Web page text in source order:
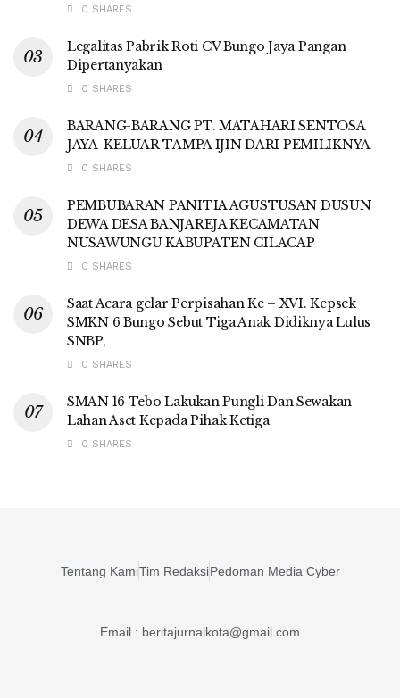
0 SHARES
Legalitas Pabrik Roti CV Bungo Jaya Pangan
Dipertanyakan
0 SHARES
BARANG-BARANG PT. MATAHARI SENTOSA
JAYA KELUAR TAMPA IJIN DARI PEMILIKNYA
0 SHARES
PEMBUBARAN PANITIA AGUSTUSAN DUSUN
DEWA DESA BANJAREJA KECAMATAN
NUSAWUNGU KABUPATEN CILACAP
0 SHARES
Saat Acara gelar Perpisahan Ke – XVI. Kepsek
SMKN 6 Bungo Sebut Tiga Anak Didiknya Lulus
SNBP,
0 SHARES
SMAN 16 Tebo Lakukan Pungli Dan Sewakan
Lahan Aset Kepada Pihak Ketiga
0 SHARES
Tentang KamiTim RedaksiPedoman Media Cyber
Email : beritajurnalkota@gmail.com